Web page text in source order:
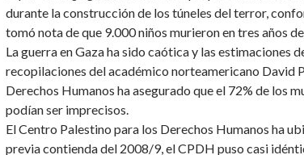
durante la construcción de los túneles del terror,
tomó nota de que 9.000 niños murieron en tres años
La guerra en Gaza ha sido caótica y las estimaciones
recopilaciones del académico norteamericano David
Derechos Humanos ha asegurado que el 72% de los
podían ser imprecisos.
El Centro Palestino para los Derechos Humanos ha
previa contienda del 2008/9, el CPDH puso casi